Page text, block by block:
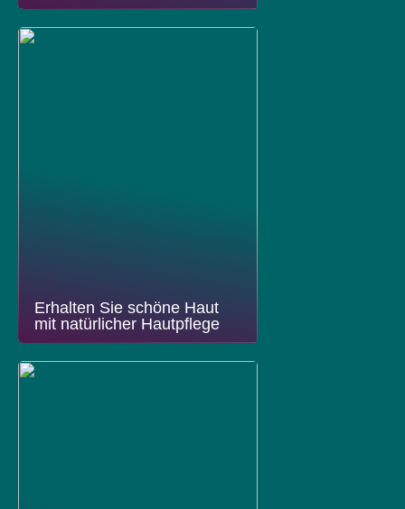
Erhalten Sie schöne Haut
mit natürlicher Hautpflege